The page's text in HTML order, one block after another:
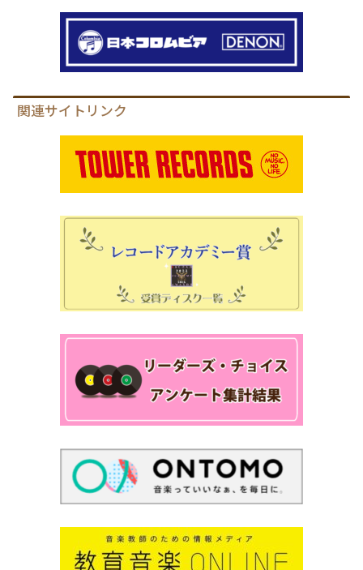
関連サイトリンク